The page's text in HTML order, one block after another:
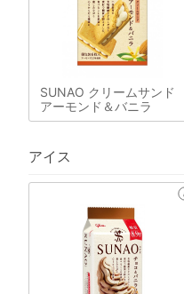
SUNAO クリームサンド
アーモンド＆バニラ
アイス